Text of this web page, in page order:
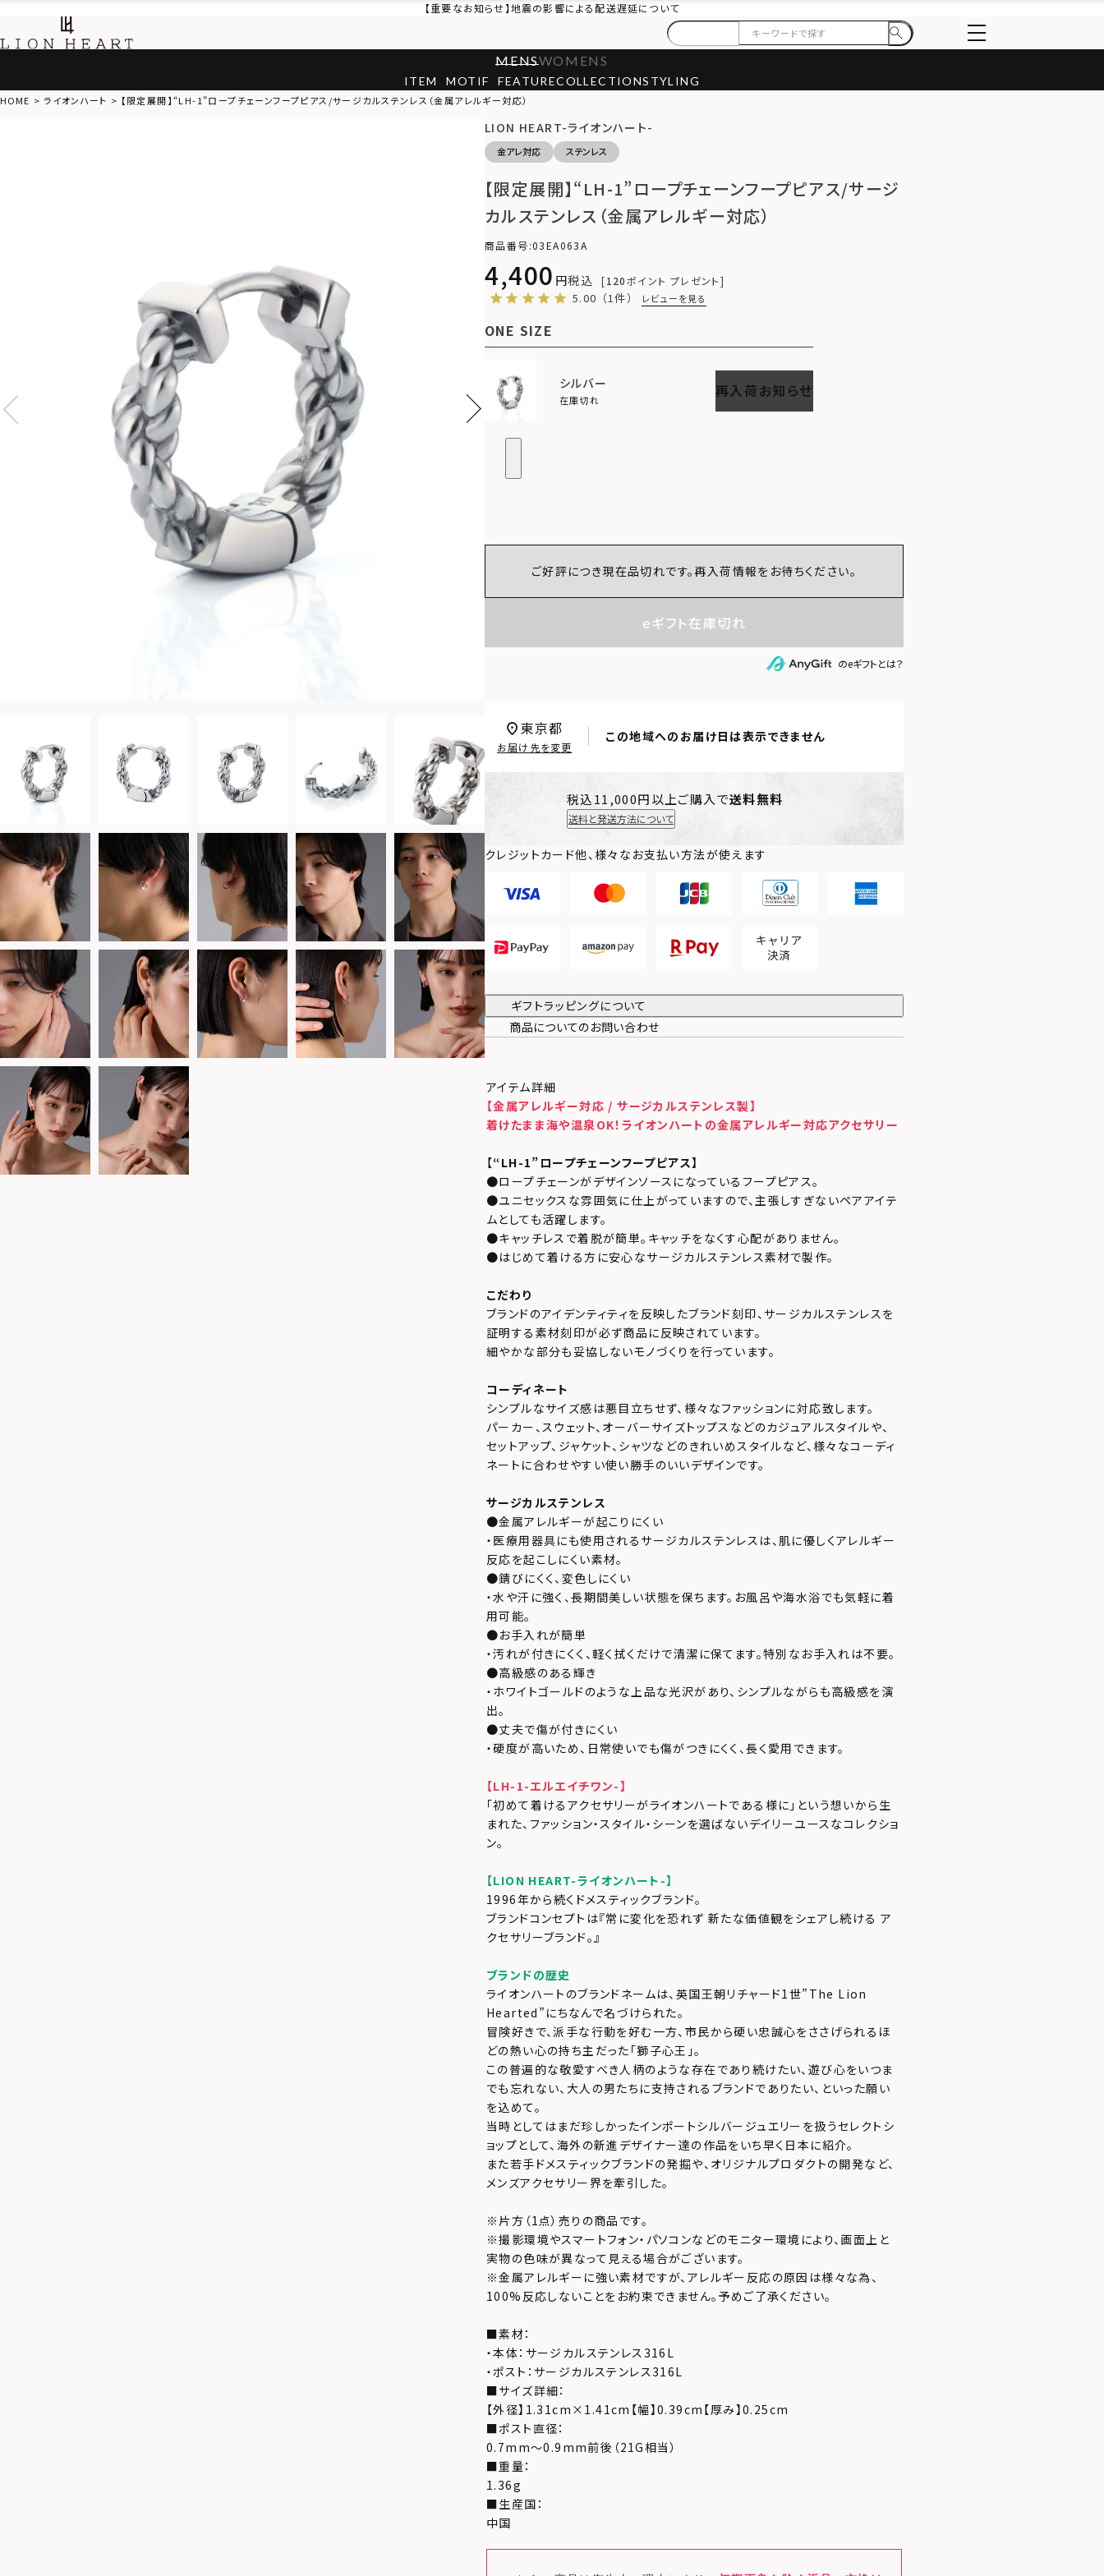
【重要なお知らせ】地震の影響による配送遅延について
MENSWOMENS
ITEM MOTIF FEATURECOLLECTIONSTYLING
HOME ライオンハート 【限定展開】“LH-1”ロープチェーンフープピアス/サージカルステンレス（金属アレルギー対応）
LION HEART-ライオンハート-
金アレ対応 ステンレス
【限定展開】“LH-1”ロープチェーンフープピアス/サージ
カルステンレス（金属アレルギー対応）
商品番号 03EA063A
4,400 税込 120ポイント プレゼント
5.00 （1件） レビューを見る
ONE SIZE
シルバー
在庫切れ 再入荷お知らせ
ご好評につき現在品切れです。再入荷情報をお待ちください。
eギフト在庫切れ
のeギフトとは？
この地域へのお届け日は表示できません
東京都
お届け先を変更
税込11,000円以上ご購入で送料無料
送料と発送方法について
クレジットカード他、様々なお支払い方法が使えます
ギフトラッピングについて
商品についてのお問い合わせ
アイテム詳細
【金属アレルギー対応 / サージカルステンレス製】
着けたまま海や温泉OK！ライオンハートの金属アレルギー対応アクセサリー
【“LH-1”ロープチェーンフープピアス】
●ロープチェーンがデザインソースになっているフープピアス。
●ユニセックスな雰囲気に仕上がっていますので、主張しすぎないペアアイテ
ムとしても活躍します。
●キャッチレスで着脱が簡単。キャッチをなくす心配がありません。
●はじめて着ける方に安心なサージカルステンレス素材で製作。
こだわり
ブランドのアイデンティティを反映したブランド刻印、サージカルステンレスを
証明する素材刻印が必ず商品に反映されています。
細やかな部分も妥協しないモノづくりを行っています。
コーディネート
シンプルなサイズ感は悪目立ちせず、様々なファッションに対応致します。
パーカー、スウェット、オーバーサイズトップスなどのカジュアルスタイルや、
セットアップ、ジャケット、シャツなどのきれいめスタイルなど、様々なコーディ
ネートに合わせやすい使い勝手のいいデザインです。
サージカルステンレス
●金属アレルギーが起こりにくい
・医療用器具にも使用されるサージカルステンレスは、肌に優しくアレルギー
反応を起こしにくい素材。
●錆びにくく、変色しにくい
・水や汗に強く、長期間美しい状態を保ちます。お風呂や海水浴でも気軽に着
用可能。
●お手入れが簡単
・汚れが付きにくく、軽く拭くだけで清潔に保てます。特別なお手入れは不要。
●高級感のある輝き
・ホワイトゴールドのような上品な光沢があり、シンプルながらも高級感を演
出。
●丈夫で傷が付きにくい
・硬度が高いため、日常使いでも傷がつきにくく、長く愛用できます。
【LH-1-エルエイチワン-】
「初めて着けるアクセサリーがライオンハートである様に」という想いから生
まれた、ファッション・スタイル・シーンを選ばないデイリーユースなコレクショ
ン。
【LION HEART-ライオンハート-】
1996年から続くドメスティックブランド。
ブランドコンセプトは『常に変化を恐れず 新たな価値観をシェアし続ける ア
クセサリーブランド。』
ブランドの歴史
ライオンハートのブランドネームは、英国王朝リチャード1世”The Lion
Hearted”にちなんで名づけられた。
冒険好きで、派手な行動を好む一方、市民から硬い忠誠心をささげられるほ
どの熱い心の持ち主だった「獅子心王」。
この普遍的な敬愛すべき人柄のような存在であり続けたい、遊び心をいつま
でも忘れない、大人の男たちに支持されるブランドでありたい、といった願い
を込めて。
当時としてはまだ珍しかったインポートシルバージュエリーを扱うセレクトシ
ョップとして、海外の新進デザイナー達の作品をいち早く日本に紹介。
また若手ドメスティックブランドの発掘や、オリジナルプロダクトの開発など、
メンズアクセサリー界を牽引した。
※片方（1点）売りの商品です。
※撮影環境やスマートフォン・パソコンなどのモニター環境により、画面上と
実物の色味が異なって見える場合がございます。
※金属アレルギーに強い素材ですが、アレルギー反応の原因は様々な為、
100%反応しないことをお約束できません。予めご了承ください。
■素材：
・本体：サージカルステンレス316L
・ポスト：サージカルステンレス316L
■サイズ詳細：
【外径】1.31cm×1.41cm【幅】0.39cm【厚み】0.25cm
■ポスト直径：
0.7mm～0.9mm前後（21G相当）
■重量：
1.36g
■生産国：
中国